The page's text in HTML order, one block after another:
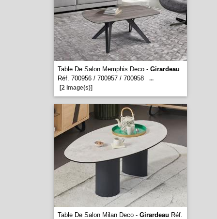
Table De Salon Memphis Deco - Girardeau
Réf. 700956 / 700957 / 700958
...
[2 image(s)]
Table De Salon Milan Deco - Girardeau Réf.